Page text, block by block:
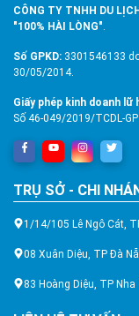
CÔNG TY TNHH DU
"100% HÀI LÒNG".
Số GPKD: 3301546133
30/05/2014.
Giấy phép kinh doanh lữ
Số 46-049/2019/TCDL-
TRỤ SỞ - CHI
1/14/105 Lê Ngô Cát,
08 Xuân Diệu, TP Đà
83 Hoàng Diệu, TP